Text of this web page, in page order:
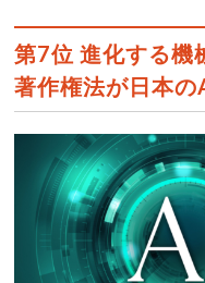
第7位 進化する機
著作権法が日本